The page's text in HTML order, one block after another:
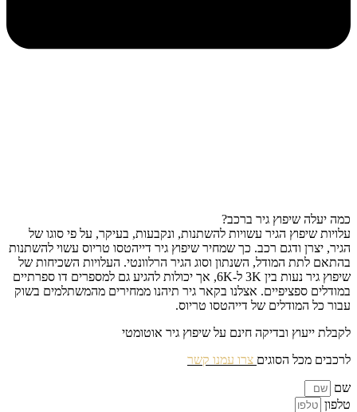
כמה יעלה שיפוץ גיר ברכב?
עלויות שיפוץ הגיר עשויות להשתנות, ונקבעות, בעיקר, על פי סוגו של
הגיר, יצרן ודגם רכב. כך שמחיר שיפוץ גיר דייהטסו טריוס עשוי להשתנות
בהתאם לתת המודל, השנתון וסוג הגיר הרלוונטי. העלויות השכיחות של
שיפוץ גיר נעות בין 3K ל-6K, אך יכולות להגיע גם למספרים דו ספרתיים
במודלים ספציפיים. אצלנו בקאר גיר תיהנו ממחירים מהמשתלמים בשוק
עבור כל המודלים של דייהטסו טריוס.
לקבלת ייעוץ ובדיקה חינם על שיפוץ גיר אוטומטי
לרכבים מכל הסוגים צרו עמנו קשר
שם
טלפון